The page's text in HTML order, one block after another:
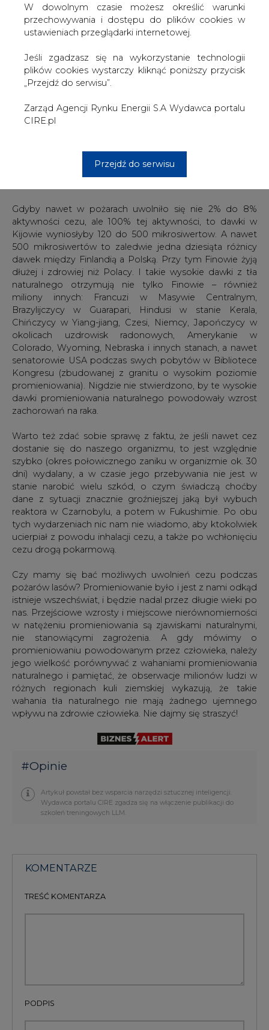
Jeśli zgadzasz się na wykorzystanie technologii
plików cookies wystarczy kliknąć poniższy przycisk
„Przejdź do serwisu”.
Zarząd Agencji Rynku Energii S.A Wydawca portalu
CIRE.pl
Przejdź do serwisu
mikrosiwertow – czyli 10 milionowych siwerta – to jedna
setna dawki promieniowania, którą przyjęto jako
dopuszczalną dawkę roczną, jaką mogą powodować
MNIEJ, niż różnica między roczną dawką gamma
otrzymywaną w Krakowie i we Wrocławiu. Nie ma to
żadnego znaczenia dla zdrowia człowieka. Dawki
rocznie, a w Polsce średnio 2500 mikrosiwerta, a więc
dawka 10 mikrosiwertów jest 450 razy mniejsza, niż
Gdyby nawet w pożarach uwolniło się nie 2% do 8%
dawek między Finlandią a Polską. Przy tym Finowie żyją
dłużej i zdrowiej niż Polacy. I takie wysokie dawki z tła
naturalnego otrzymują nie tylko Finowie – również
miliony innych: Francuzi w Masywie Centralnym,
Brazylijczycy w Guarapari, Hindusi w stanie Kerala,
Chińczycy w Yiang-jiang, Czesi, Niemcy, Japończycy w
okolicach uzdrowisk radonowych, Amerykanie w
Colorado, Wyoming, Nebraska i innych stanach, a nawet
senatorowie USA podczas swych pobytów w Bibliotece
Kongresu (zbudowanej z granitu o wysokim poziomie
promieniowania). Nigdzie nie stwierdzono, by te wysokie
dawki promieniowania naturalnego powodowały wzrost
zachorowań na raka.
Warto też zdać sobie sprawę z faktu, że jeśli nawet cez
dostanie się do naszego organizmu, to jest względnie
szybko (okres połowicznego zaniku w organizmie ok. 30
stanie narobić wielu szkód, o czym świadczą choćby
dane z sytuacji znacznie groźniejszej jaką był wybuch
reaktora w Czarnobylu, a potem w Fukushimie. Po obu
tych wydarzeniach nic nam nie wiadomo, aby ktokolwiek
ucierpiał z powodu inhalacji cezu, a także po wchłonięciu
cezu drogą pokarmową.
Czy mamy się bać możliwych uwolnień cezu podczas
pożarów lasów? Promieniowanie było i jest z nami odkąd
istnieje wszechświat, i będzie nadal przez długie wieki po
w natężeniu promieniowania są zjawiskami naturalnymi,
nie stanowiącymi zagrożenia. A gdy mówimy o
promieniowaniu powodowanym przez człowieka, należy
jego wielkość porównywać z wahaniami promieniowania
naturalnego i pamiętać, że obserwacje milionów ludzi w
różnych regionach kuli ziemskiej wykazują, że takie
wahania tła naturalnego nie mają żadnego ujemnego
wpływu na zdrowie człowieka. Nie dajmy się straszyć!
#Opinie
Artykuł powstał bez wsparcia narzędzi sztucznej inteligencji.
szkoleń treningowych LLM.
KOMENTARZE
Przesłanie komentarza oznacza akceptację zasad korzystania z portalu